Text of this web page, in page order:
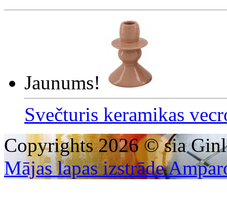
Jaunums!
Svečturis keramikas
Copyrights 2026 © sia
Mājas lapas izstrāde